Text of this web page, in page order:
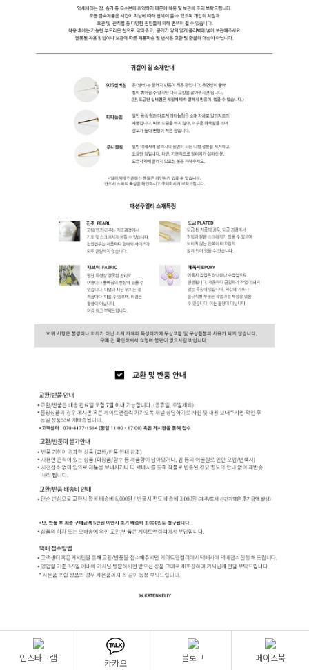
인스타그램
카카오
블로그 페이스북